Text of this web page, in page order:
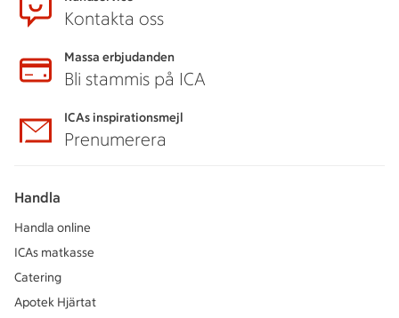
Kontakta oss
Massa erbjudanden
Bli stammis på ICA
ICAs inspirationsmejl
Prenumerera
Handla
Handla online
ICAs matkasse
Catering
Apotek Hjärtat